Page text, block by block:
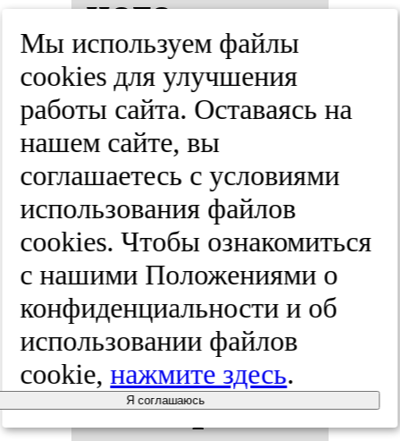
но­го
расстройства:
ре­зуль­та­ты
ис­сле­до­ва­
ния «Мил­
ле­ни­ум» в
ре­аль­ной
кли­ни­чес­
кой прак­
Мы используем файлы
cооkies для улучшения
работы сайта. Оставаясь на
нашем сайте, вы
соглашаетесь с условиями
использования файлов
cооkies. Чтобы ознакомиться
с нашими Положениями о
конфиденциальности и об
использовании файлов
cookie,нажмите здесь.
Я соглашаюсь